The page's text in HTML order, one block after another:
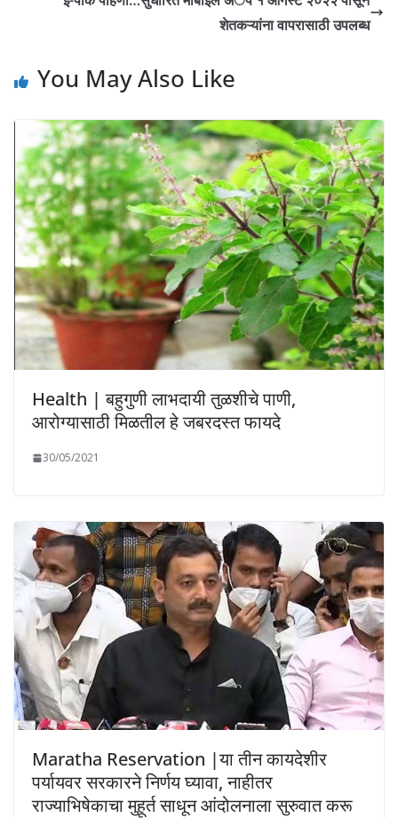
शेतकऱ्यांना वापरासाठी उपलब्ध
You May Also Like
Health | बहुगुणी लाभदायी तुळशीचे पाणी,
आरोग्यासाठी मिळतील हे जबरदस्त फायदे
30/05/2021
Maratha Reservation |या तीन कायदेशीर
पर्यायवर सरकारने निर्णय घ्यावा, नाहीतर
राज्याभिषेकाचा मुहूर्त साधून आंदोलनाला सुरुवात करू